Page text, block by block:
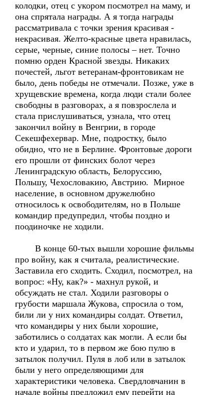
колодки, отец с укором посмотрел на маму, и
она спрятала награды. А я тогда награды
рассматривала с точки зрения красивая -
некрасивая. Желто-красные цвета нравилась,
серые, черные, синие полосы – нет. Точно
помню орден Красной звезды. Никаких
почестей, льгот ветеранам-фронтовикам не
было, день победы не отмечали. Позже, уже в
хрущевские времена, когда люди стали более
свободны в разговорах, а я повзрослела и
стала прислушиваться, узнала, что отец
закончил войну в Венгрии, в городе
Секешфехервар. Мне, подростку, было
обидно, что не в Берлине. Фронтовые дороги
его прошли от финских болот через
Ленинградскую область, Белоруссию,
Польшу, Чехословакию, Австрию. Мирное
население, в основном дружелюбно
относилось к освободителям, но в Польше
командир предупредил, чтобы поздно и
поодиночке не ходили.
В конце 60-тых вышли хорошие фильмы
про войну, как я считала, реалистические.
Заставила его сходить. Сходил, посмотрел, на
вопрос: «Ну, как?» - махнул рукой, и
обсуждать не стал. Ходили разговоры о
грубости маршала Жукова, спросила о том,
били ли у них командиры солдат. Ответил,
что командиры у них были хорошие,
заботились о солдатах как могли. А если бы
кто и ударил, то в первом же бою пулю в
затылок получил. Пуля в лоб или в затылок
были у него определяющими для
характеристики человека. Свердловчанин в
начале войны предложил ему перейти на